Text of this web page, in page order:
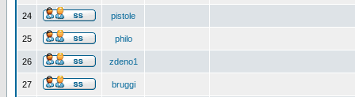
24 pistole
25 philo
26 zdeno1
27 bruggi